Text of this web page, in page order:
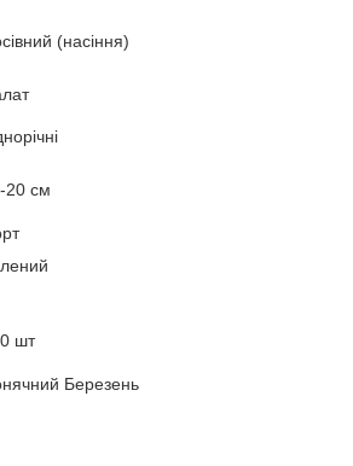
(насіння)
20 см
шт
Березень